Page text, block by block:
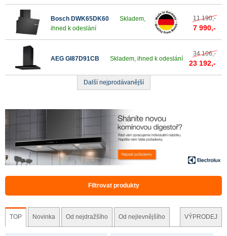
Bosch DWK65DK60
Skladem,
ihned k odeslání
11 190,-
7 990,-
AEG GI87D91CB Skladem, ihned k odeslání
34 106,-
23 192,-
Další nejprodávanější
Filtrovat produkty
TOP Novinka Od nejdražšího Od nejlevnějšího VÝPRODEJ